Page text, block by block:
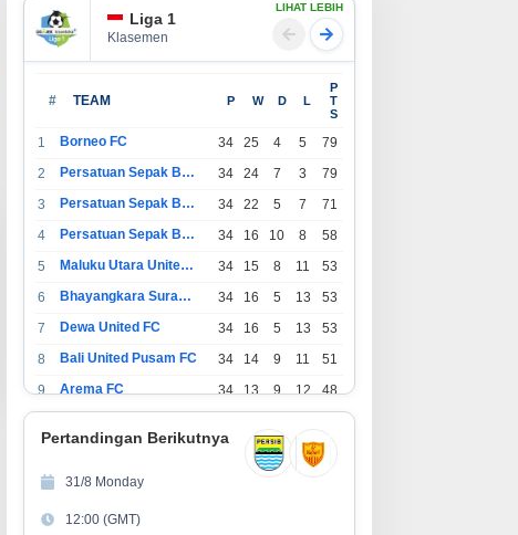
Dukung Penciptaan Lapangan
Pekerja di Pabrik Tembakau
GEBRAKAN BESAR
TIRTA INTAN GARUT!
APDESI, Target 4.000
Sambungan Rumah Demi
Wujudkan Akses Air
Liga 1
Klasemen
LIHAT LEBIH
# TEAM P W D L
P
T
S
1 Borneo FC 34 25 4 5
79
2
Persatuan Sepak Bola Indonesia Bandung 34 24 7 3
79
3
Persatuan Sepak Bola Indonesia Jakarta 34 22 5 7
71
4
Persatuan Sepak Bola Surabaya 34 16 10 8
58
5
Maluku Utara United FC 34 15 8 11
53
6
Bhayangkara Surabaya United 34 16 5 13
53
7
Dewa United FC 34 16 5 13
53
8
Bali United Pusam FC 34 14 9 11
51
9
Arema FC 34 13 9 12
48
0
1
11 12 11
2
Pertandingan Berikutnya
31/8 Monday
12:00 (GMT)